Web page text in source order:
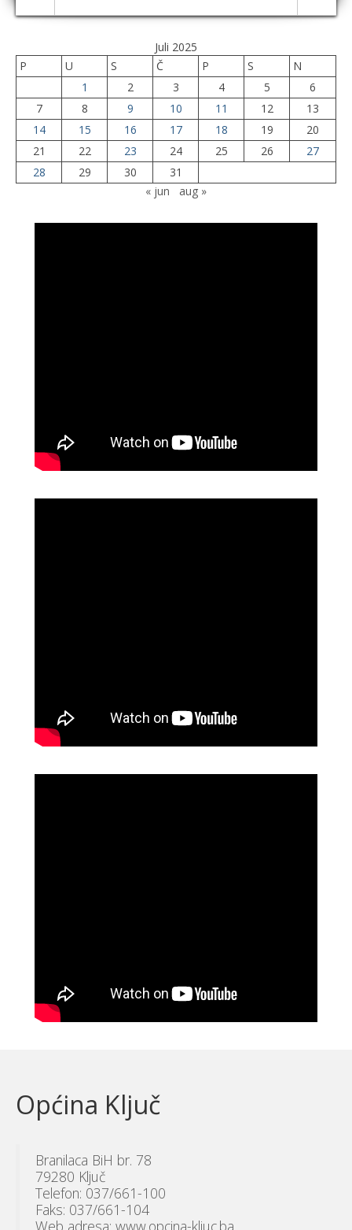
Juli 2025
P
U S Č P S
N
1
2 3 4 5
6
7
8 9 10 11 12
13
14
15 16 17 18 19
20
21
22 23 24 25 26
27
28
29 30
31
« jun
aug »
Općina Ključ
Branilaca BiH br. 78
79280 Ključ
Telefon: 037/661-100
Faks: 037/661-104
Web adresa: www.opcina-kljuc.ba